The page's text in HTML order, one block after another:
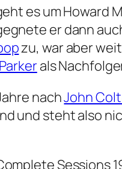
es um Howard
er dann
zu, war aber
als
nachJohn
und steht also
Sessions